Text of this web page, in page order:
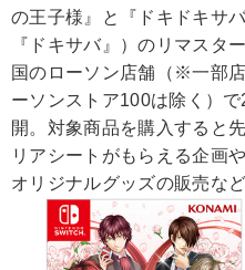
の王子様』と『ドキドキサ
『ドキサバ』）のリマスタ
国のローソン店舗（※一部
ーソンストア100は除く）
開。対象商品を購入すると
リアシートがもらえる企画
オリジナルグッズの販売な